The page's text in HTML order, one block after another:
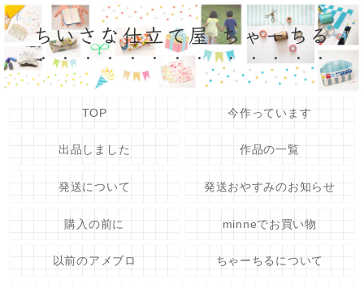
ちいさな仕立て屋 ちゃーちる
TOP 今作っています
出品しました 作品の一覧
発送について 発送おやすみのお知らせ
購入の前に minneでお買い物
以前のアメブロ ちゃーちるについて